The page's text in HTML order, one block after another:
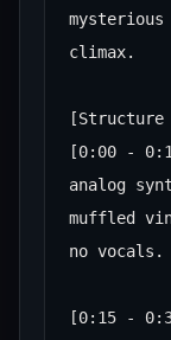
climax.
[Structure
[0:00 -
analog
muffled
no vocals.
[0:15 -